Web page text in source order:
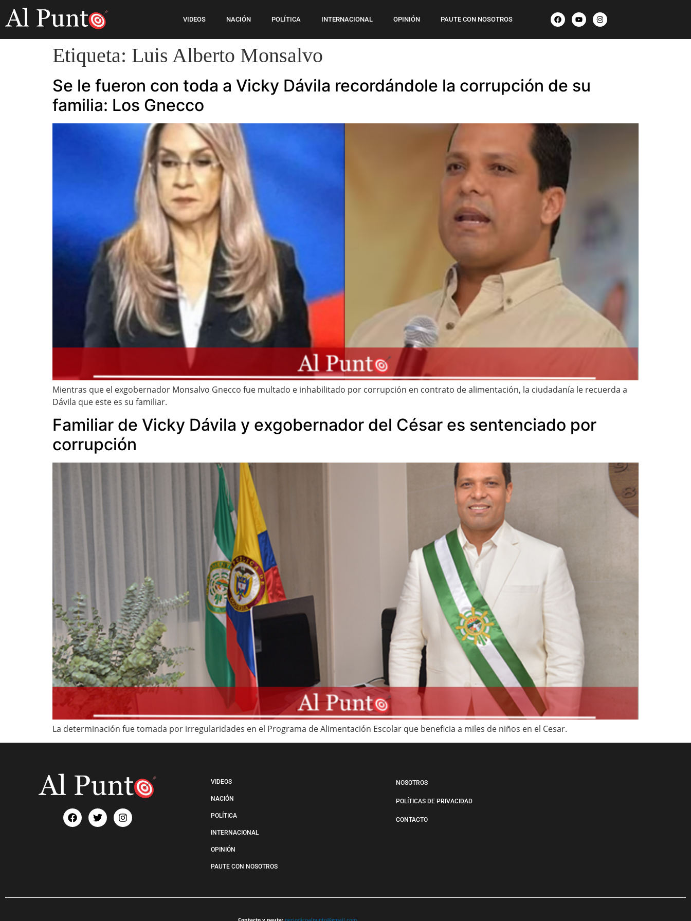
VIDEOS NACIÓN POLÍTICA INTERNACIONAL OPINIÓN PAUTE CON NOSOTROS
Etiqueta: Luis Alberto Monsalvo
Se le fueron con toda a Vicky Dávila recordándole la corrupción de su
familia: Los Gnecco
Mientras que el exgobernador Monsalvo Gnecco fue multado e inhabilitado por corrupción en contrato de alimentación, la ciudadanía le recuerda a
Dávila que este es su familiar.
Familiar de Vicky Dávila y exgobernador del César es sentenciado por
corrupción
La determinación fue tomada por irregularidades en el Programa de Alimentación Escolar que beneficia a miles de niños en el Cesar.
VIDEOS
NACIÓN
POLÍTICA
INTERNACIONAL
OPINIÓN
PAUTE CON NOSOTROS
NOSOTROS
POLÍTICAS DE PRIVACIDAD
CONTACTO
Contacto y pauta: periodicoalpunto@gmail.com